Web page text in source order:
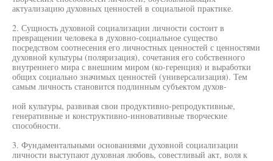
актуализацию духовных ценностей в социальной практике.
2. Сущность духовной социализации личности состоит в
превращении человека в духовно-социальное существо
посредством соотнесения его личностных ценностей с ценностями
духовной культуры (поляризация), сочетания его собственного
внутреннего мира с внешним миром (ко-геренция) и выработки
общих социально значимых ценностей (универсализация). Тем
самым личность становится подлинным субъектом духов-
ной культуры, развивая свои продуктивно-репродуктивные,
генеративные и конструктивно-инновативные творческие
способности.
3. Фундаментальными основаниями духовной социализации
личности выступают духовная любовь, совестливый акт, воля к